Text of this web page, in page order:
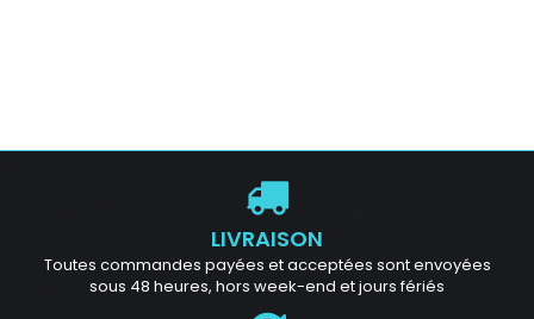
LIVRAISON
Toutes commandes payées et acceptées sont envoyées
sous 48 heures, hors week-end et jours fériés